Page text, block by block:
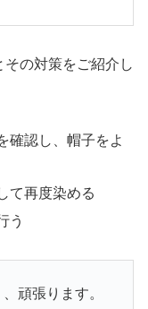
の対策をご紹介し
確認し、帽子をよ
て再度染める
う
頑張ります。